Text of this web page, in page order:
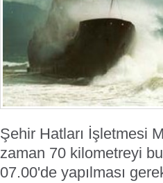
Şehir Hatları İşletmesi
zaman 70 kilometreyi
07.00'de yapılması